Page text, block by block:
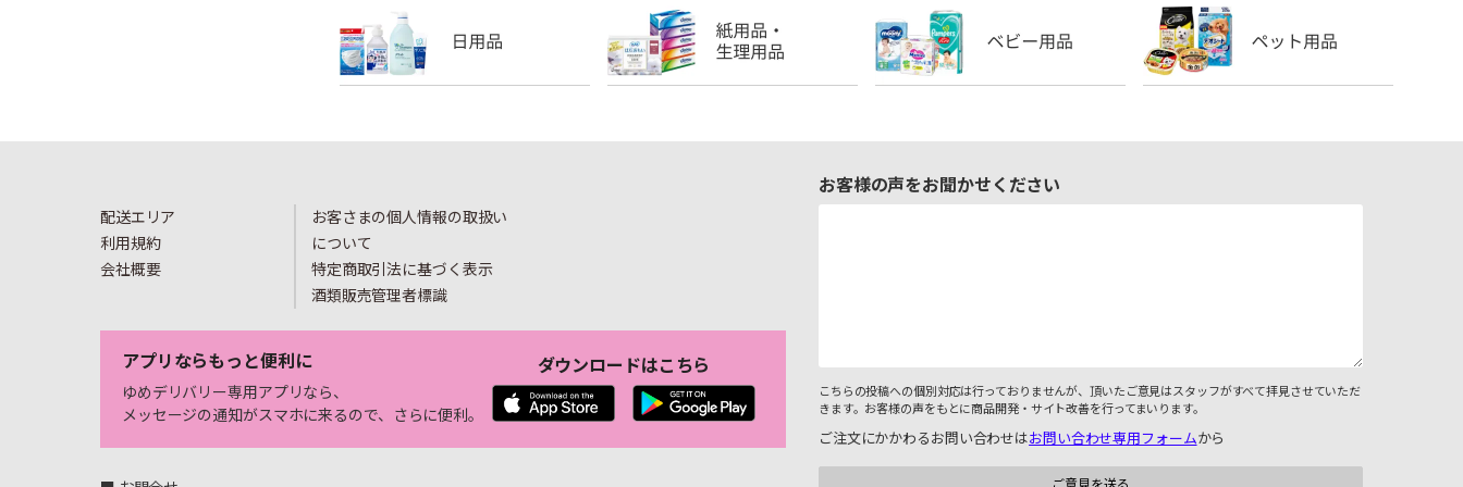
配送エリア
利用規約
会社概要
お客さまの個人情報の取扱い
について
特定商取引法に基づく表示
酒類販売管理者標識
アプリならもっと便利に
ゆめデリバリー専用アプリなら、
メッセージの通知がスマホに来るので、さらに便利。
ダウンロードはこちら
お客様の声をお聞かせください
こちらの投稿への個別対応は行っておりませんが、頂いたご意見はスタッフがすべて拝見させていただ
きます。お客様の声をもとに商品開発・サイト改善を行ってまいります。
ご注文にかかわるお問い合わせはお問い合わせ専用フォームから